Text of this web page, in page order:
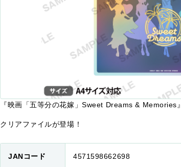
『映画「五等分の花嫁」Sweet Dreams & Memories』
クリアファイルが登場！
JANコード 4571598662698